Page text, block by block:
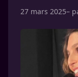
27 mars 2025–